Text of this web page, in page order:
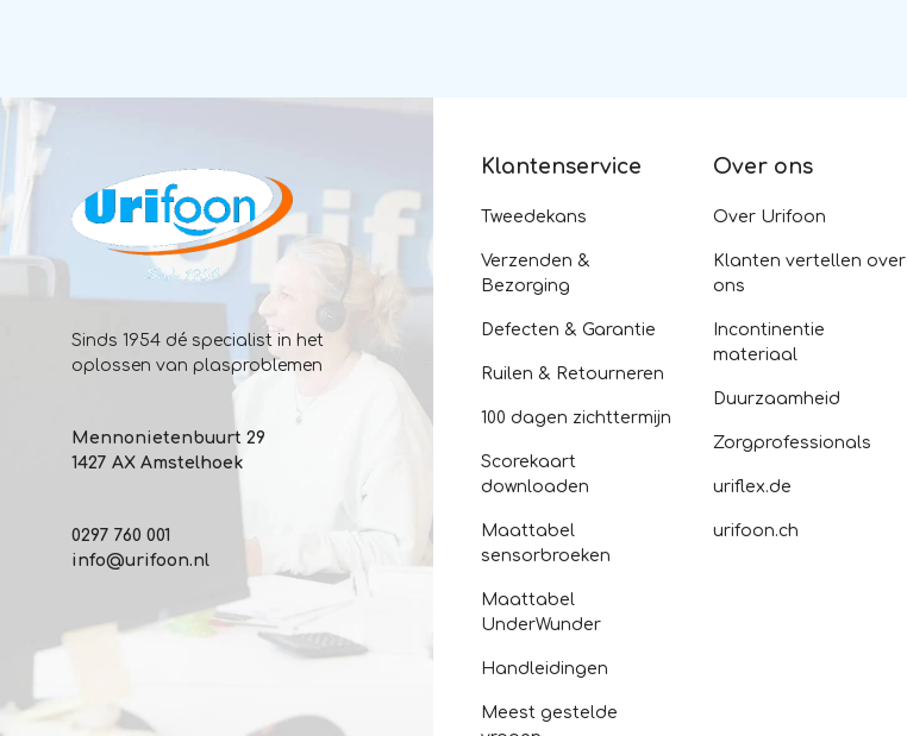
Sinds 1954 dé specialist in het
oplossen van plasproblemen
Mennonietenbuurt 29
1427 AX Amstelhoek
0297 760 001
info@urifoon.nl
Klantenservice
Tweedekans
Verzenden &
Bezorging
Defecten & Garantie
Ruilen & Retourneren
100 dagen zichttermijn
Scorekaart
downloaden
Maattabel
sensorbroeken
Maattabel
UnderWunder
Handleidingen
Meest gestelde
Over ons
Over Urifoon
Klanten vertellen over
ons
Incontinentie
materiaal
Duurzaamheid
Zorgprofessionals
uriflex.de
urifoon.ch